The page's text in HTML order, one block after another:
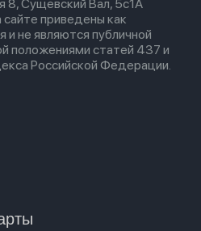
8, Сущевский Вал, 5с1А
приведены как
и не являются публичной
положениями статей 437 и
Российской Федерации.